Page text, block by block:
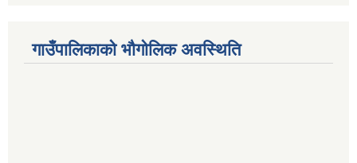
गाउँपालिकाको भौगोलिक अवस्थिति